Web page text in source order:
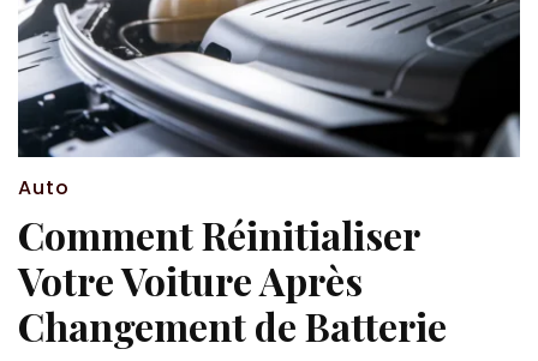
Auto
Comment Réinitialiser
Votre Voiture Après
Changement de Batterie